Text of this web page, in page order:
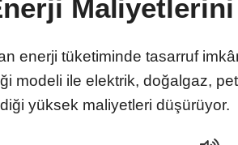
enerji tüketiminde tasarruf
modeli ile elektrik, doğalgaz,
yüksek maliyetleri düşürüyor.